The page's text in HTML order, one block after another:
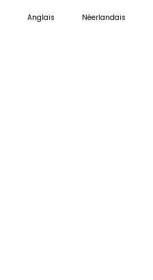
Anglais Néerlandais